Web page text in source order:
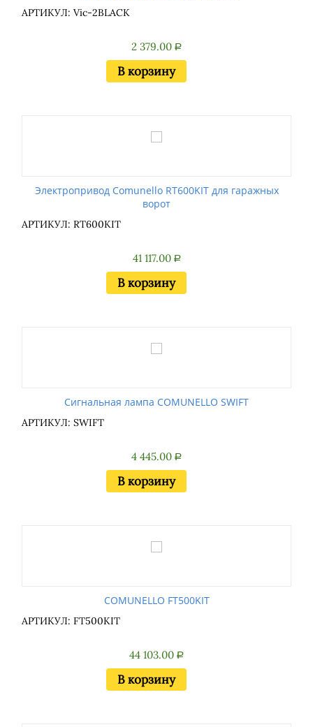
АРТИКУЛ: Vic-2BLACK
2 379.00 Р
В корзину
Электропривод Comunello RT600KIT для гаражных
ворот
АРТИКУЛ: RT600KIT
41 117.00 Р
В корзину
Сигнальная лампа COMUNELLO SWIFT
АРТИКУЛ: SWIFT
4 445.00 Р
В корзину
COMUNELLO FT500KIT
АРТИКУЛ: FT500KIT
44 103.00 Р
В корзину